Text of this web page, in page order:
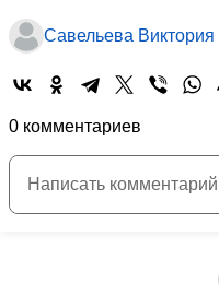
Савельева Виктория
0 комментариев